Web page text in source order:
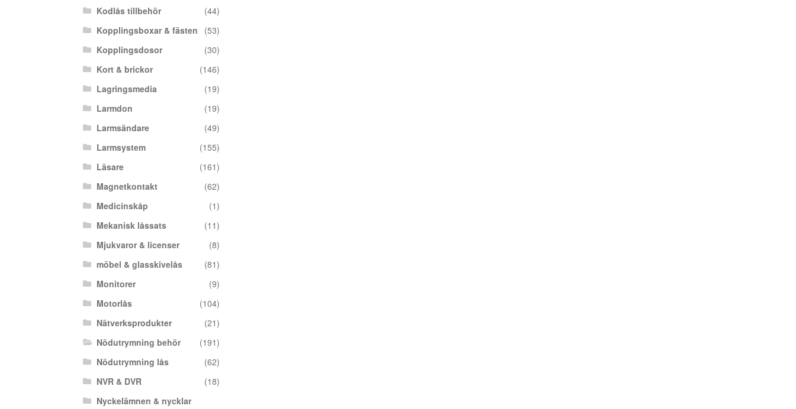
Kodlås tillbehör
(44)
Kopplingsboxar & fästen
(53)
Kopplingsdosor
(30)
Kort & brickor
(146)
Lagringsmedia
(19)
Larmdon
(19)
Larmsändare
(49)
Larmsystem
(155)
Läsare
(161)
Magnetkontakt
(62)
Medicinskåp
(1)
Mekanisk låssats
(11)
Mjukvaror & licenser
(8)
möbel & glasskivelås
(81)
Monitorer
(9)
Motorlås
(104)
Nätverksprodukter
(21)
Nödutrymning behör
(191)
Nödutrymning lås
(62)
NVR & DVR
(18)
Nyckelämnen & nycklar